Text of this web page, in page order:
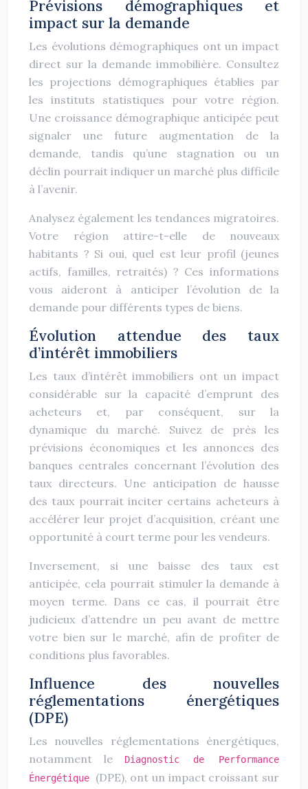
Prévisions démographiques et
impact sur la demande
Les évolutions démographiques ont un impact
direct sur la demande immobilière. Consultez
les projections démographiques établies par
les instituts statistiques pour votre région.
Une croissance démographique anticipée peut
signaler une future augmentation de la
demande, tandis qu’une stagnation ou un
déclin pourrait indiquer un marché plus difficile
à l’avenir.
Analysez également les tendances migratoires.
Votre région attire-t-elle de nouveaux
habitants ? Si oui, quel est leur profil (jeunes
actifs, familles, retraités) ? Ces informations
vous aideront à anticiper l’évolution de la
demande pour différents types de biens.
Évolution attendue des taux
d’intérêt immobiliers
Les taux d’intérêt immobiliers ont un impact
considérable sur la capacité d’emprunt des
acheteurs et, par conséquent, sur la
dynamique du marché. Suivez de près les
prévisions économiques et les annonces des
banques centrales concernant l’évolution des
taux directeurs. Une anticipation de hausse
des taux pourrait inciter certains acheteurs à
accélérer leur projet d’acquisition, créant une
opportunité à court terme pour les vendeurs.
Inversement, si une baisse des taux est
anticipée, cela pourrait stimuler la demande à
moyen terme. Dans ce cas, il pourrait être
judicieux d’attendre un peu avant de mettre
votre bien sur le marché, afin de profiter de
conditions plus favorables.
Influence des nouvelles
réglementations énergétiques
(DPE)
Les nouvelles réglementations énergétiques,
notamment le
Diagnostic de Performance
Énergétique (DPE), ont un impact croissant sur